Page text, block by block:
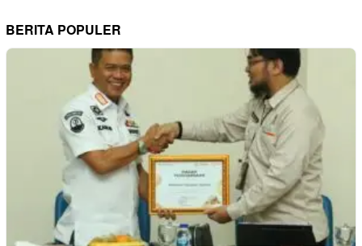
BERITA POPULER